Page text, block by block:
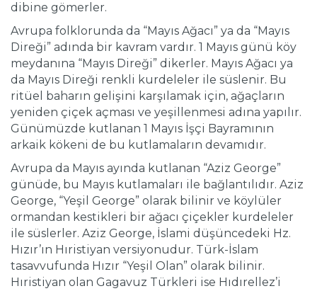
dibine gömerler.
Avrupa folklorunda da “Mayıs Ağacı” ya da “Mayıs
Direği” adında bir kavram vardır. 1 Mayıs günü köy
meydanına “Mayıs Direği” dikerler. Mayıs Ağacı ya
da Mayıs Direği renkli kurdeleler ile süslenir. Bu
ritüel baharın gelişini karşılamak için, ağaçların
yeniden çiçek açması ve yeşillenmesi adına yapılır.
Günümüzde kutlanan 1 Mayıs İşçi Bayramının
arkaik kökeni de bu kutlamaların devamıdır.
Avrupa da Mayıs ayında kutlanan “Aziz George”
günüde, bu Mayıs kutlamaları ile bağlantılıdır. Aziz
George, “Yeşil George” olarak bilinir ve köylüler
ormandan kestikleri bir ağacı çiçekler kurdeleler
ile süslerler. Aziz George, İslami düşüncedeki Hz.
Hızır’ın Hıristiyan versiyonudur. Türk-İslam
tasavvufunda Hızır “Yeşil Olan” olarak bilinir.
Hıristiyan olan Gagavuz Türkleri ise Hıdırellez’i